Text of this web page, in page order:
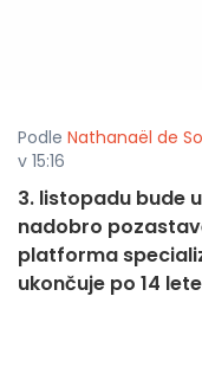
Podle Nathanaël de
v 15:16
3. listopadu bude
nadobro
platforma
ukončuje po 14